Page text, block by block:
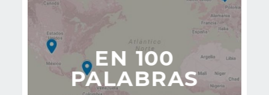
EN 100
PALABRAS